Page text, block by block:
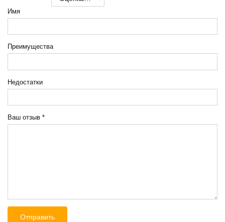
Ваш отзыв *
Имя
Преимущества
Недостатки